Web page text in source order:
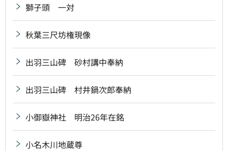
獅子頭 一対
秋葉三尺坊権現像
出羽三山碑 砂村講中奉納
出羽三山碑 村井鍋次郎奉納
小御嶽神社 明治26年在銘
小名木川地蔵尊